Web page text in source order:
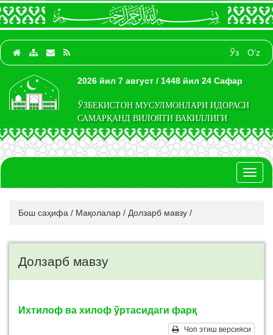
Ўз O‘z
2026 йил 7 август / 1448 йил 24 Сафар
ЎЗБЕКИСТОН МУСУЛМОНЛАРИ ИДОРАСИ
САМАРҚАНД ВИЛОЯТИ ВАКИЛЛИГИ
Бош саҳифа / Мақолалар / Долзарб мавзу /
Долзарб мавзу
Ихтилоф ва хилоф ўртасидаги фарқ
Чоп этиш версияси